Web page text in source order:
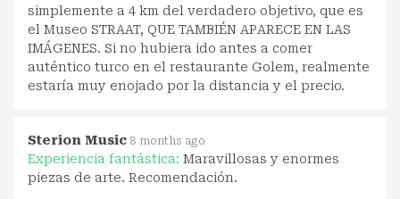
simplemente a 4 km del verdadero objetivo, que es
el Museo STRAAT, QUE TAMBIÉN APARECE EN LAS
IMÁGENES. Si no hubiera ido antes a comer
auténtico turco en el restaurante Golem, realmente
estaría muy enojado por la distancia y el precio.
Sterion Music 8 months ago
Experiencia fantástica: Maravillosas y enormes
piezas de arte. Recomendación.